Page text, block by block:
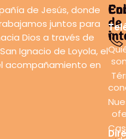
de Jesús, donde
juntos para
Dios a través de
Ignacio de Loyola, el
acompañamiento en
de